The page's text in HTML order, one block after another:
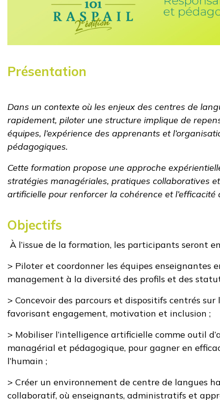
Présentation
Dans un contexte où les enjeux des centres de
rapidement, piloter une structure implique de
équipes, l’expérience des apprenants et
pédagogiques.
Cette formation propose une approche
stratégies managériales, pratiques collaboratives
artificielle pour renforcer la cohérence et l’efficacité
Objectifs
À l’issue de la formation, les participants seront
> Piloter et coordonner les équipes enseignantes
management à la diversité des profils et des
> Concevoir des parcours et dispositifs centrés sur
favorisant engagement, motivation et inclusion ;
> Mobiliser l’intelligence artificielle comme outil
managérial et pédagogique, pour gagner en
l’humain ;
> Créer un environnement de centre de langues
collaboratif, où enseignants, administratifs et